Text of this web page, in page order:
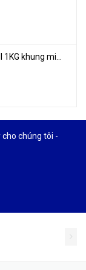
cho chúng tôi -